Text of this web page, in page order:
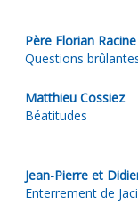
Père Florian Racine
Questions
Matthieu Cossiez
Béatitudes
Jean-Pierre et
Enterrement de